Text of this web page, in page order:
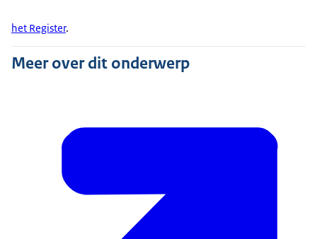
het Register.
Meer over dit onderwerp